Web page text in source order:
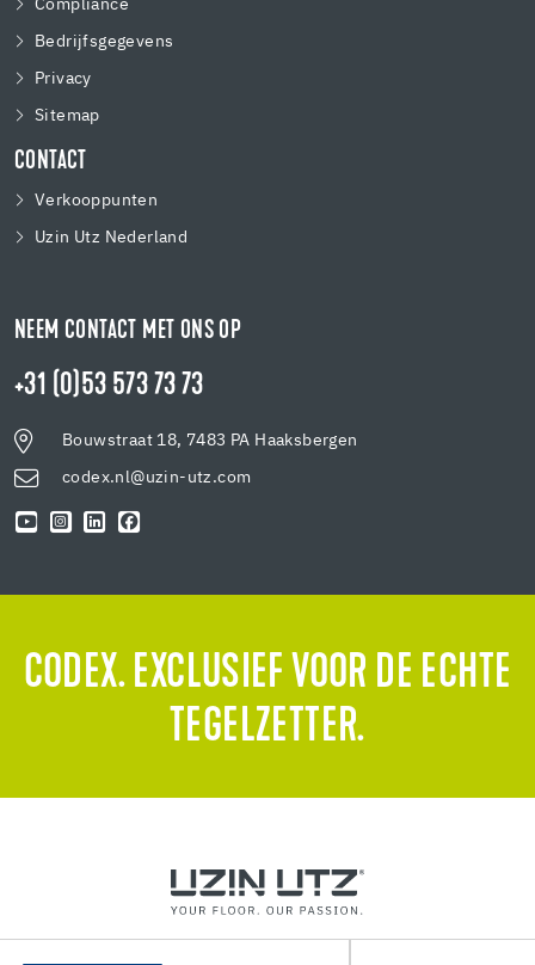
Compliance
Bedrijfsgegevens
Privacy
Sitemap
CONTACT
Verkooppunten
Uzin Utz Nederland
NEEM CONTACT MET ONS OP
+31 (0)53 573 73 73
Bouwstraat 18, 7483 PA Haaksbergen
codex.nl@uzin-utz.com
CODEX. EXCLUSIEF VOOR DE ECHTE
TEGELZETTER.